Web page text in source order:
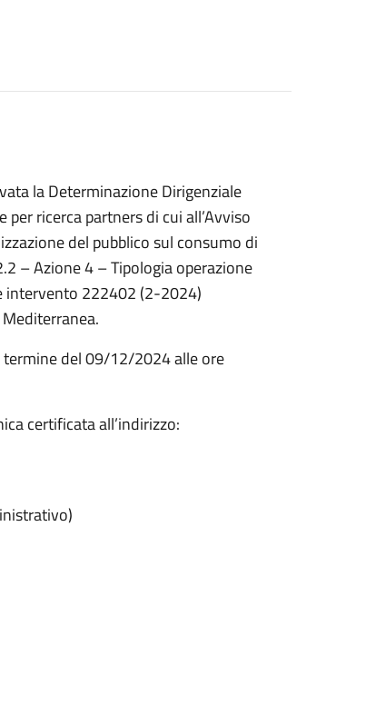
la Determinazione Dirigenziale
ricerca partners di cui all’Avviso
del pubblico sul consumo di
– Azione 4 – Tipologia operazione
intervento 222402 (2-2024)
termine del 09/12/2024 alle ore
certificata all’indirizzo: